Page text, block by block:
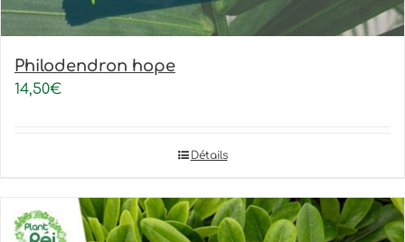
Philodendron hope
14,50€
Détails